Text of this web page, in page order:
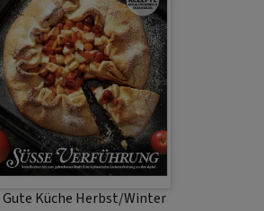
Gute Küche Herbst/Winter